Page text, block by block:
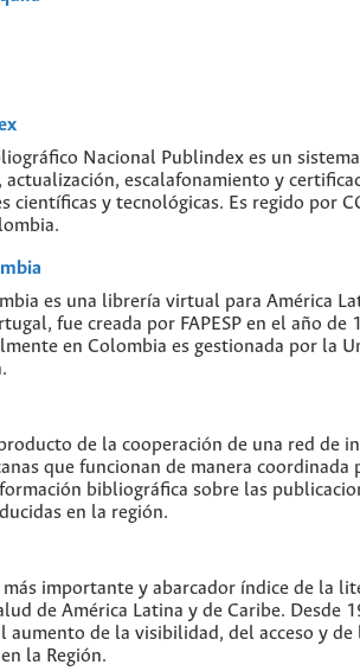
Nacional Publindex es un
actualización, escalafonamiento y
científicas y tecnológicas. Es regido por
es una librería virtual para América
fue creada por FAPESP en el año de
en Colombia es gestionada por la
de la cooperación de una red de
que funcionan de manera coordinada
bibliográfica sobre las
en la región.
más importante y abarcador índice de la
de América Latina y de Caribe. Desde
aumento de la visibilidad, del acceso y de
la Región.